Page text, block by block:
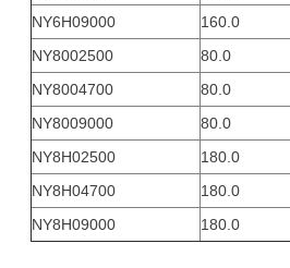
NY6H09000
160.0
NY8002500
80.0
NY8004700
80.0
NY8009000
80.0
NY8H02500
180.0
NY8H04700
180.0
NY8H09000
180.0